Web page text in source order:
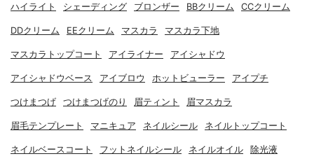
ハイライト シェーディング ブロンザー BBクリーム CCクリーム
DDクリーム EEクリーム マスカラ マスカラ下地
マスカラトップコート アイライナー アイシャドウ
アイシャドウベース アイブロウ ホットビューラー アイプチ
つけまつげ つけまつげのり 眉ティント 眉マスカラ
眉毛テンプレート マニキュア ネイルシール ネイルトップコート
ネイルベースコート フットネイルシール ネイルオイル 除光液